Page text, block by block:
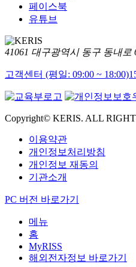
페이스북
유튜브
41061 대구광역시 동구 동내로
고객센터 (평일: 09:00 ~ 18:00)
Copyright© KERIS. ALL
이용약관
개인정보처리방침
개인정보 재동의
기관소개
PC 버전 바로가기
메뉴
홈
MyRISS
해외전자정보 바로가기